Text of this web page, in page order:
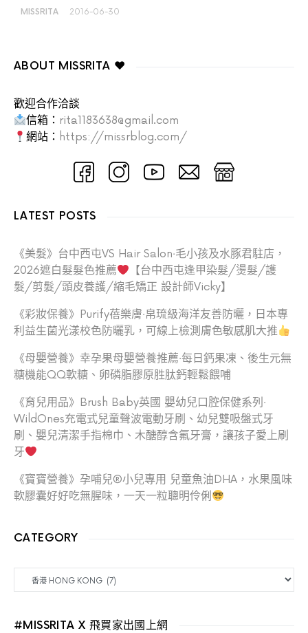
MISSRITA 2016-06-30
ABOUT MISSRITA ♥
歡迎合作洽談
信箱： rita1183638@gmail.com
網站： https://missrblog.com/
LATEST POSTS
《美髮》台中西屯VS Hair Salon‧毛小孩及水豚君駐店，
2026遮白髮髮色推薦
【台中西屯逢甲染髮/燙髮/護
髮/剪髮/頭皮養護/縮毛矯正 設計師Vicky】
《彩妝保養》Purify蓓樂膚‧帛琉級海洋友善防曬，日本專
利益生菌光漾校色防曬乳，可線上檢測膚色敏感肌大推
《母嬰營養》幸孕果母嬰營養推薦‧每日鈣果凍、後生元無
糖機能QQ軟糖、卵磷脂膠原胜肽鈣輕鬆餵哺
《育兒用品》Brush Baby英國 嬰幼兒口腔保健系列‧
WildOnes充電式兒童聲波電動牙刷、幼兒雙吸盤式牙
刷、嬰兒清潔手指棉巾、木醣醇含氟牙膏，讓孩子愛上刷
牙
《寶寶營養》孕哺兒®小兒專用 兒童魚油DHA，水果風味
軟膠囊好好吃無腥味，一天一粒聰明伶俐
CATEGORY
#MISSRITA X 飛買家出國上網